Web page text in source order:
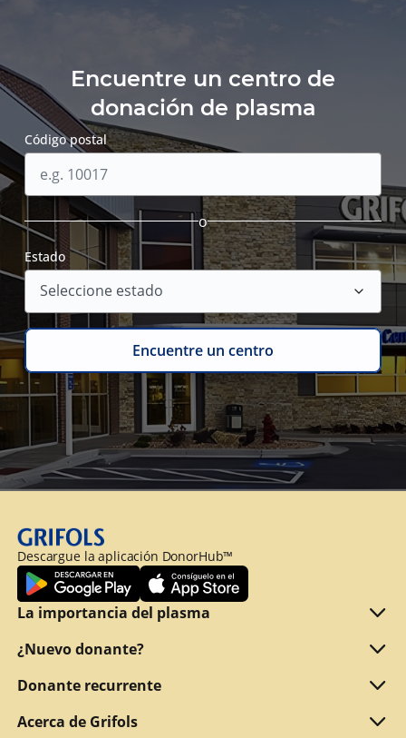
Encuentre un centro de
donación de plasma
Código postal
o
Estado
Encuentre un centro
Descargue la aplicación DonorHub™
La importancia del plasma
Qué es el plasma
Motivos para donar
Por qué ofrecemos una retribución
¿Nuevo donante?
¿Cumple los requisitos para donar?
¿Qué documentos debe presentar?
Donante recurrente
Refer a friend
Acerca de Grifols